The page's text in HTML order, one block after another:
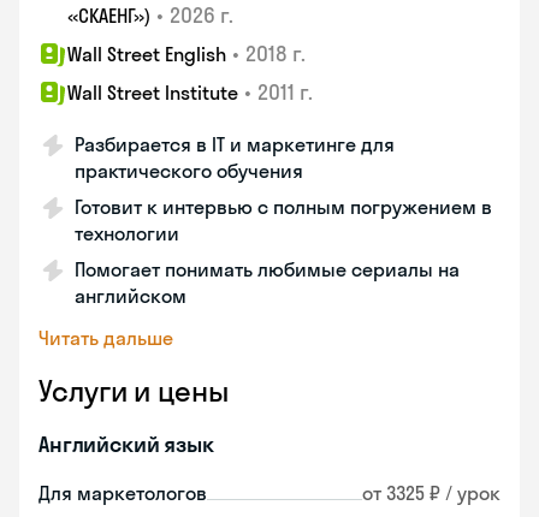
«СКАЕНГ») • 2026 г.
Wall Street English • 2018 г.
Wall Street Institute • 2011 г.
Разбирается в IT и маркетинге для
практического обучения
Готовит к интервью с полным погружением в
технологии
Помогает понимать любимые сериалы на
английском
Читать дальше
Услуги и цены
Английский язык
Для маркетологов от 3325 ₽ / урок